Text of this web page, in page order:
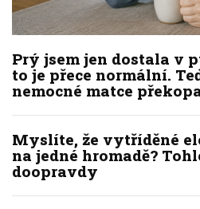
Prý jsem jen dostala v
to je přece normální.
nemocné matce
Myslíte, že vytříděné
na jedné hromadě?
doopravdy